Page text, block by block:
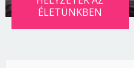
ÉLETÜNKBEN